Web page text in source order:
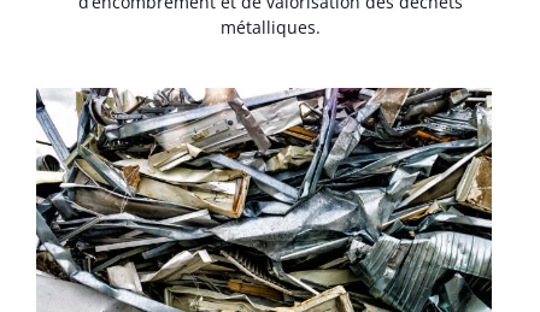
métalliques.